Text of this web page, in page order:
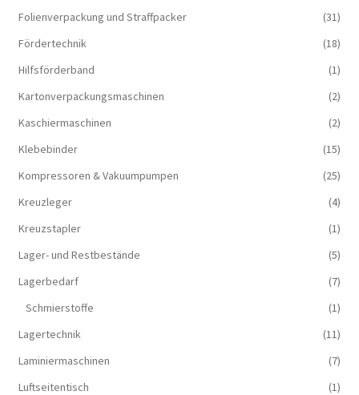
Folienverpackung und Straffpacker
(31)
Fördertechnik
(18)
Hilfsförderband
(1)
Kartonverpackungsmaschinen
(2)
Kaschiermaschinen
(2)
Klebebinder
(15)
Kompressoren & Vakuum­pumpen
(25)
Kreuzleger
(4)
Kreuzstapler
(1)
Lager- und Restbestände
(5)
Lagerbedarf
(7)
Schmierstoffe
(1)
Lagertechnik
(11)
Laminiermaschinen
(7)
Luftseitentisch
(1)